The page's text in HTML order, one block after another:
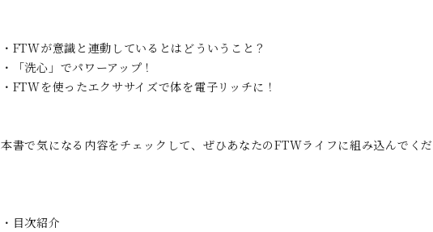
・FTWが意識と連動しているとはどういうこと？
・「洗心」でパワーアップ！
・FTWを使ったエクササイズで体を電子リッチに！
本書で気になる内容をチェックして、ぜひあなたのFTWライフに組み込んでく
・目次紹介